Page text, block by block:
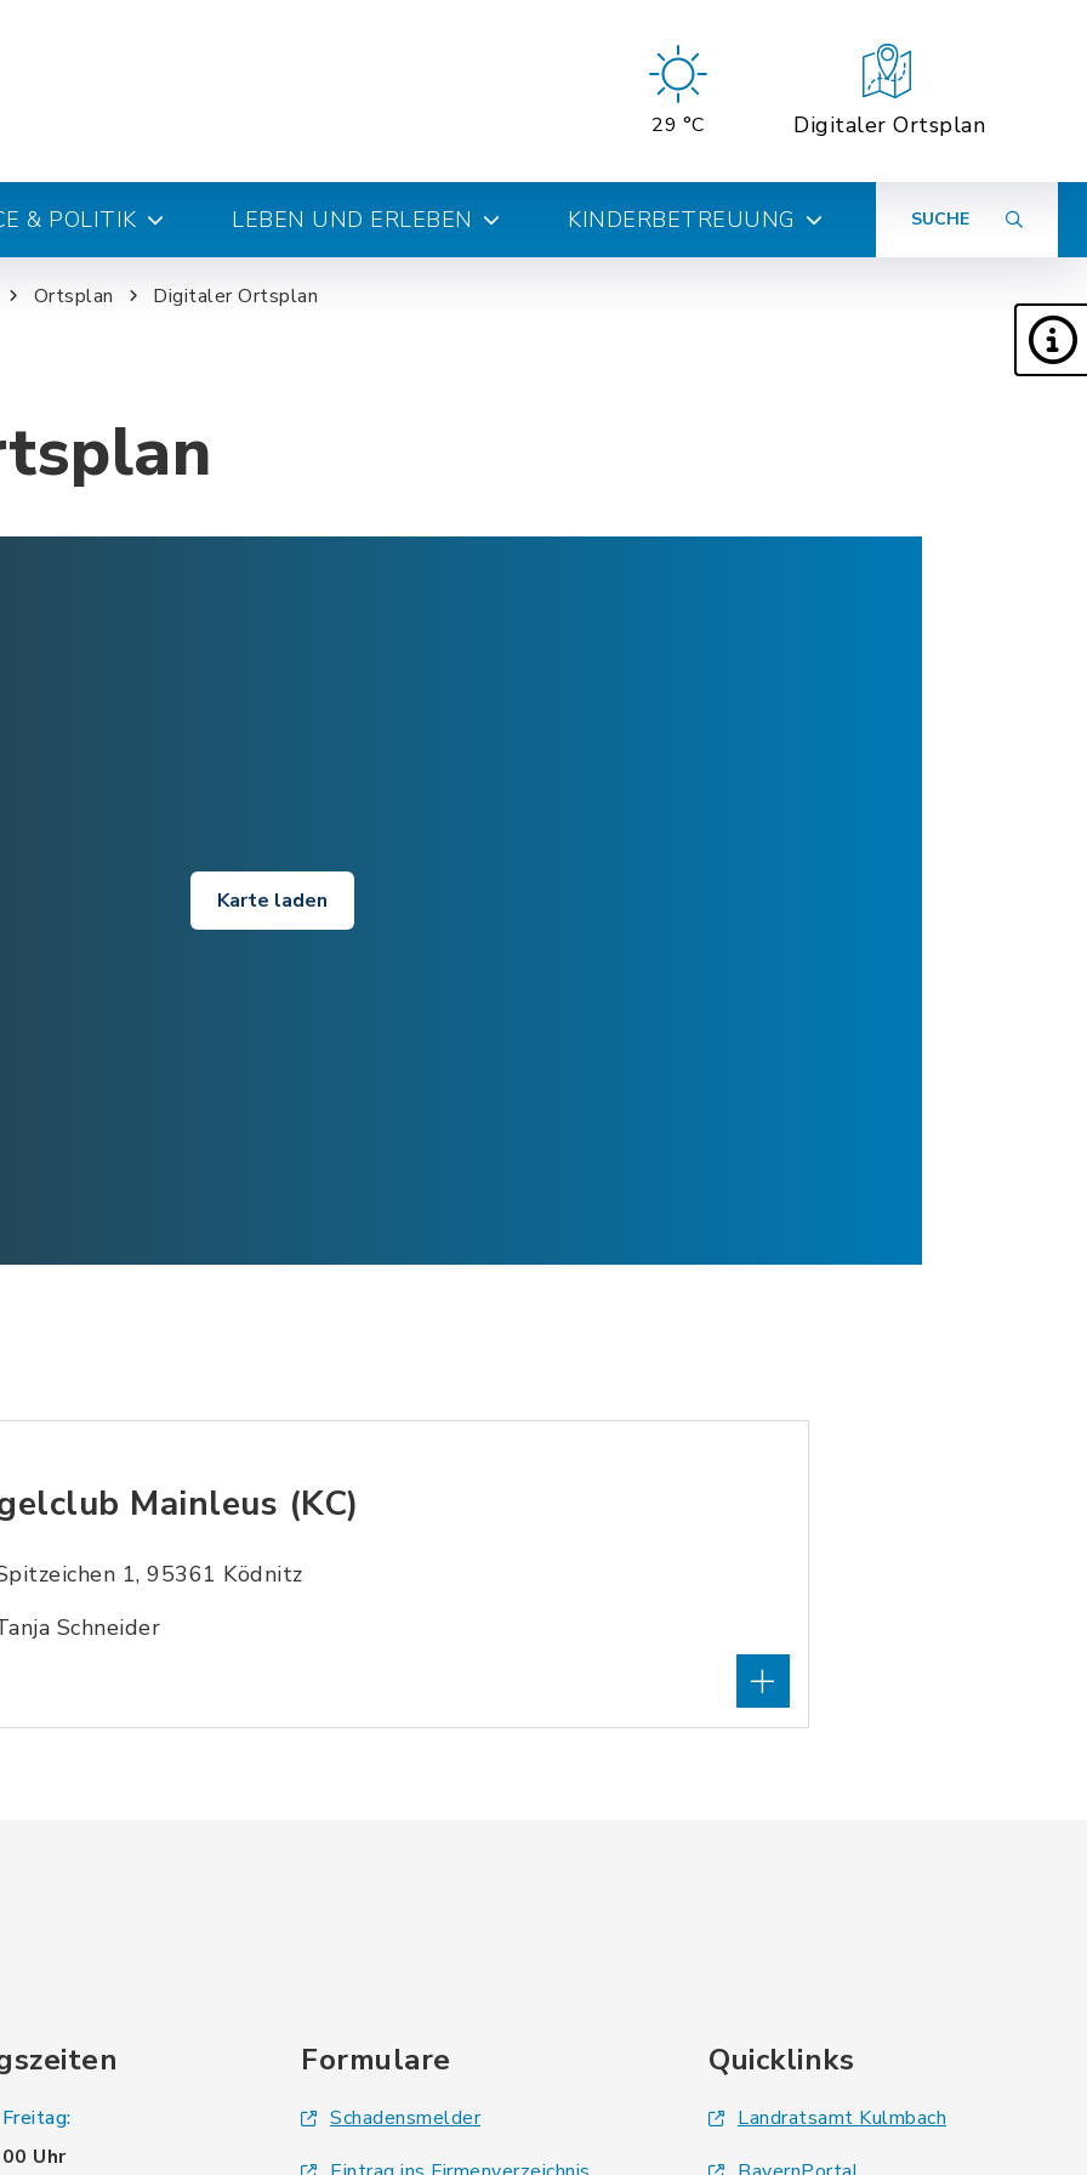
29 °C Digitaler Ortsplan
& POLITIK LEBEN UND ERLEBEN KINDERBETREUUNG SUCHE
Ortsplan Digitaler Ortsplan
Karte laden
Mainleus (KC)
1, 95361 Ködnitz
Schneider
Uhr
Formulare
Schadensmelder
Quicklinks
Landratsamt Kulmbach